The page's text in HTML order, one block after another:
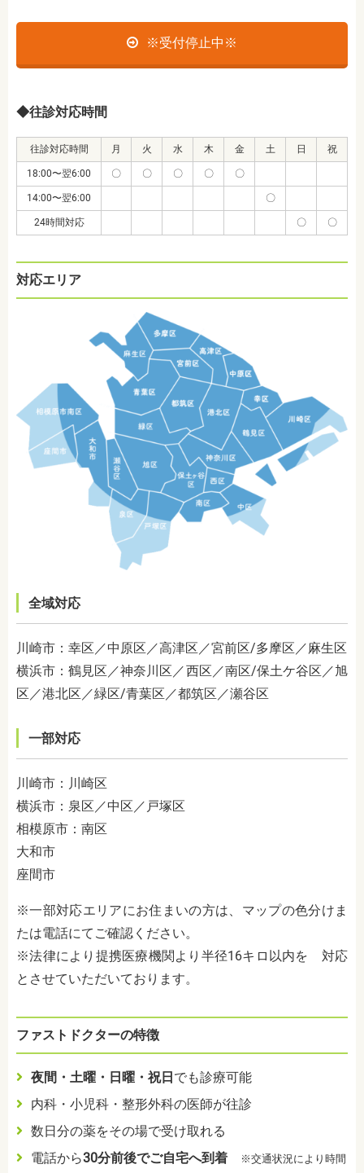
※受付停止中※
◆往診対応時間
往診対応時間 月 火 水 木 金 土 日 祝
18:00〜翌6:00 〇 〇 〇 〇 〇
14:00〜翌6:00 〇
24時間対応 〇 〇
対応エリア
全域対応
川崎市：幸区／中原区／高津区／宮前区/多摩区／麻生区
横浜市：鶴見区／神奈川区／西区／南区/保土ケ谷区／旭
区／港北区／緑区/青葉区／都筑区／瀬谷区
一部対応
川崎市：川崎区
横浜市：泉区／中区／戸塚区
相模原市：南区
大和市
座間市
※一部対応エリアにお住まいの方は、マップの色分けま
たは電話にてご確認ください。
※法律により提携医療機関より半径16キロ以内を 対応
とさせていただいております。
ファストドクターの特徴
夜間・土曜・日曜・祝日でも診療可能
内科・小児科・整形外科の医師が往診
数日分の薬をその場で受け取れる
電話から30分前後でご自宅へ到着
※交通状況により時間